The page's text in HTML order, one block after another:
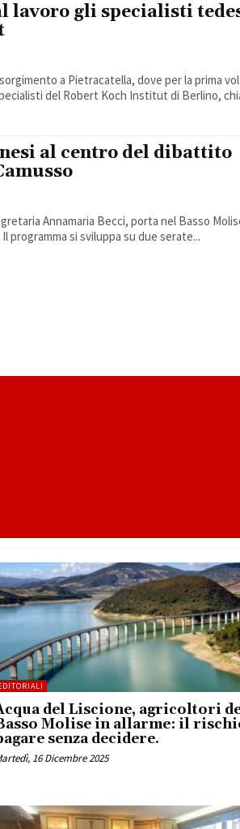
lavoro gli specialisti
a Pietracatella, dove per la prima
del Robert Koch Institut di Berlino,
al centro del dibattito
Annamaria Becci, porta nel Basso
programma si sviluppa su due serate...
del Liscione, agricoltori
Molise in allarme: il
senza decidere.
16 Dicembre 2025